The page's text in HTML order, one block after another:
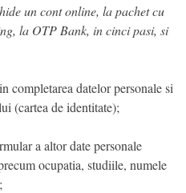
un cont online, la pachet cu
la OTP Bank, in cinci pasi, si
completarea datelor personale si
(cartea de identitate);
a altor date personale
ocupatia, studiile, numele